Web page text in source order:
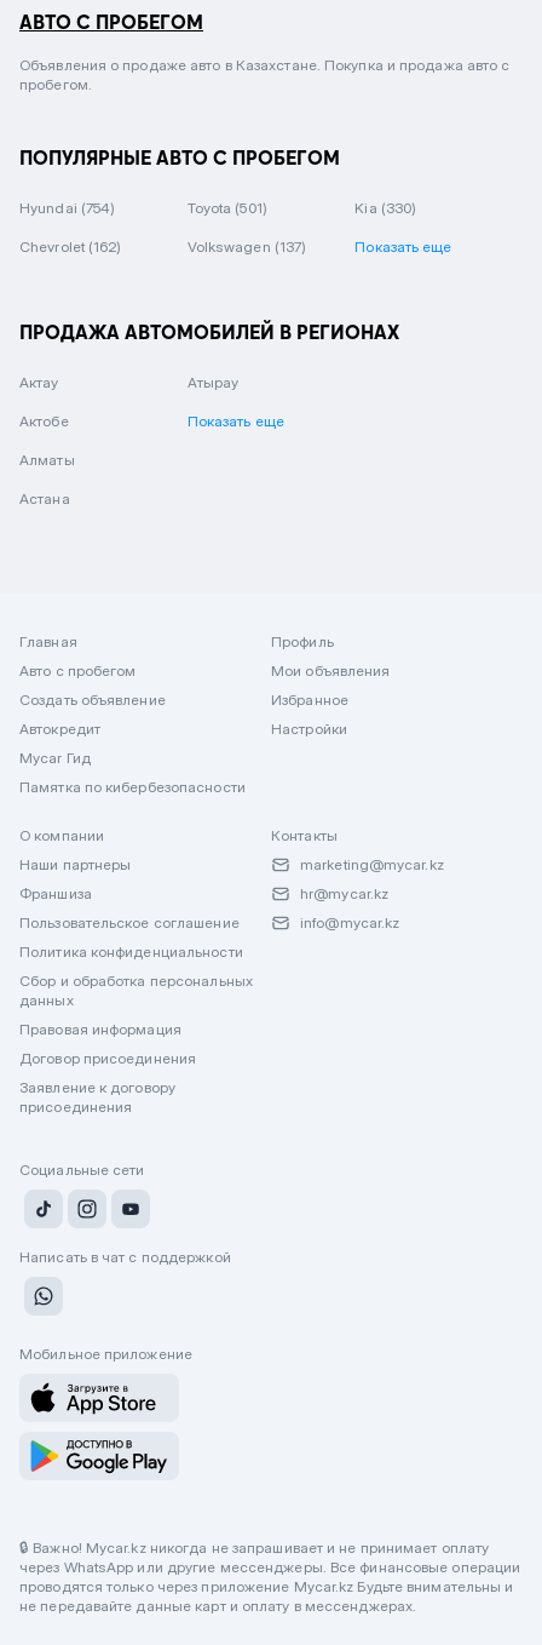
АВТО С ПРОБЕГОМ
Объявления о продаже авто в Казахстане. Покупка и продажа авто с
пробегом.
ПОПУЛЯРНЫЕ АВТО С ПРОБЕГОМ
Hyundai (754) Toyota (501) Kia (330)
Chevrolet (162) Volkswagen (137) Показать еще
ПРОДАЖА АВТОМОБИЛЕЙ В РЕГИОНАХ
Актау
Актобе
Алматы
Астана
Атырау
Показать еще
Главная
Авто с пробегом
Создать объявление
Автокредит
Mycar Гид
Памятка по кибербезопасности
Профиль
Мои объявления
Избранное
Настройки
О компании
Наши партнеры
Франшиза
Пользовательское соглашение
Политика конфиденциальности
Сбор и обработка персональных
данных
Правовая информация
Договор присоединения
Заявление к договору
присоединения
Контакты
marketing@mycar.kz
hr@mycar.kz
info@mycar.kz
Социальные сети
Написать в чат с поддержкой
Мобильное приложение
🔒 Важно! Mycar.kz никогда не запрашивает и не принимает оплату
через WhatsApp или другие мессенджеры. Все финансовые операции
проводятся только через приложение Mycar.kz Будьте внимательны и
не передавайте данные карт и оплату в мессенджерах.